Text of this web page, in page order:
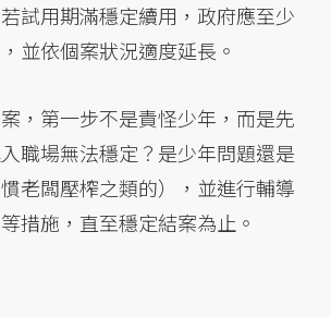
試用期滿穩定續用，政府應至少
並依個案狀況適度延長。
，第一步不是責怪少年，而是先
職場無法穩定？是少年問題還是
老闆壓榨之類的），並進行輔導
措施，直至穩定結案為止。